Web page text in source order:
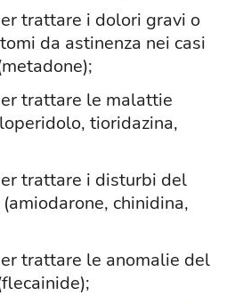
trattare i dolori gravi o
da astinenza nei casi
trattare le malattie
tioridazina,
trattare i disturbi del
chinidina,
trattare le anomalie del